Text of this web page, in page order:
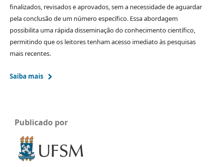
finalizados, revisados e aprovados, sem a necessidade de aguardar
pela conclusão de um número específico. Essa abordagem
possibilita uma rápida disseminação do conhecimento científico,
permitindo que os leitores tenham acesso imediato às pesquisas
mais recentes.
Saiba mais
Publicado por